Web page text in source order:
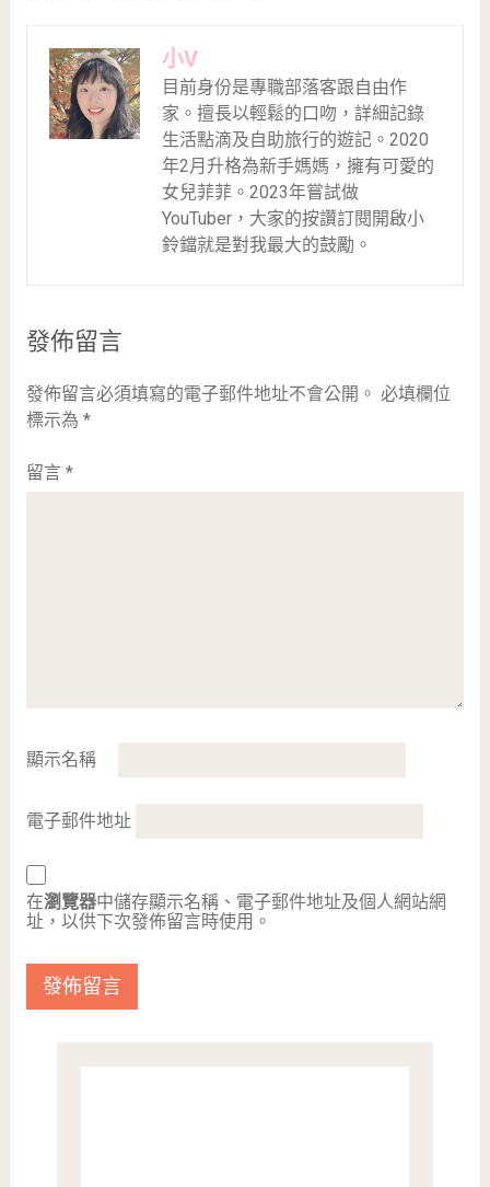
小V
目前身份是專職部落客跟自由作
家。擅長以輕鬆的口吻，詳細記錄
生活點滴及自助旅行的遊記。2020
年2月升格為新手媽媽，擁有可愛的
女兒菲菲。2023年嘗試做
YouTuber，大家的按讚訂閱開啟小
鈴鐺就是對我最大的鼓勵。
發佈留言
發佈留言必須填寫的電子郵件地址不會公開。 必填欄位
標示為 *
留言 *
顯示名稱
電子郵件地址
在瀏覽器中儲存顯示名稱、電子郵件地址及個人網站網
址，以供下次發佈留言時使用。